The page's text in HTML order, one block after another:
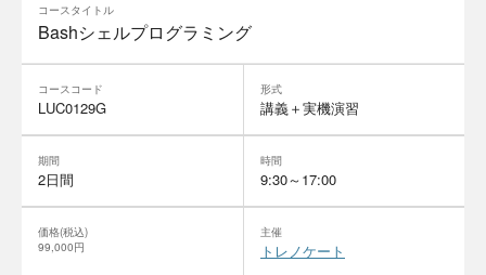
コースタイトル
Bashシェルプログラミング
コースコード
LUC0129G
形式
講義＋実機演習
期間
2日間
時間
9:30～17:00
価格(税込)
99,000円
主催
トレノケート